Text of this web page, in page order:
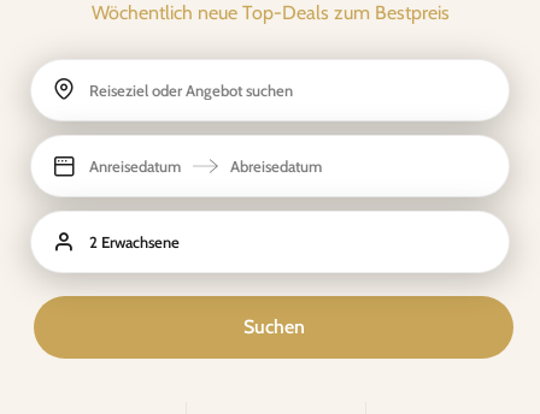
Wöchentlich neue Top-Deals zum Bestpreis
Reiseziel oder Angebot suchen
Anreisedatum Abreisedatum
2 Erwachsene
Suchen